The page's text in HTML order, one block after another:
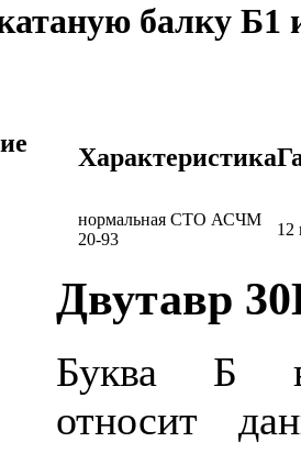
балку Б1
Характеристика
нормальная СТО АСЧМ
20-93
12
Двутавр
Буква Б в
относит